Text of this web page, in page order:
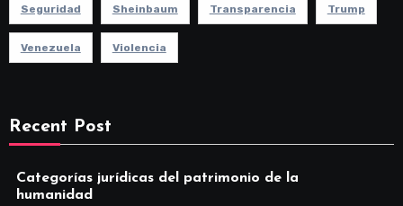
Seguridad Sheinbaum Transparencia Trump
Venezuela Violencia
Recent Post
Categorías jurídicas del patrimonio de la
humanidad